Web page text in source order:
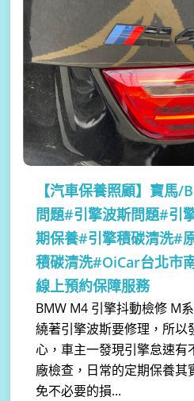
【汽車保養照顧】 寶馬/
問題#引擎波斯問題#引
期保養#引擎積碳清洗#
積碳清洗#OiCar台北市
線上預約保障服務
BMW M4 引擎抖動檢修 M
繞著引擎波斯要修理，所以
心，車主一發現引擎怠速有
廠檢查，日常的定期保養其
免不必要的損...